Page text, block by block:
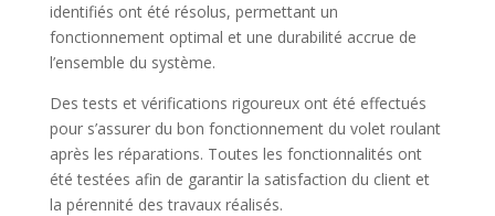
identifiés ont été résolus, permettant un
fonctionnement optimal et une durabilité accrue de
l’ensemble du système.
Des tests et vérifications rigoureux ont été effectués
pour s’assurer du bon fonctionnement du volet roulant
après les réparations. Toutes les fonctionnalités ont
été testées afin de garantir la satisfaction du client et
la pérennité des travaux réalisés.